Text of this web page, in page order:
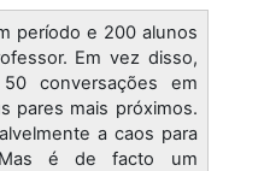
período e 200 alunos
Em vez disso,
conversações em
pares mais próximos.
a caos para
Mas é de facto um